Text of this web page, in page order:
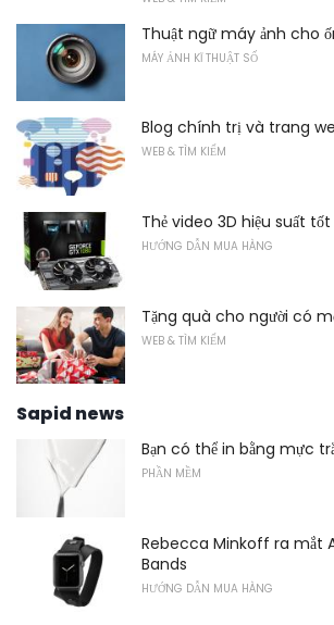
Thuật ngữ máy ảnh cho
MÁY ẢNH KĨ THUẬT SỐ
Blog chính trị và trang
WEB & TÌM KIẾM
Thẻ video 3D hiệu suất
HƯỚNG DẪN MUA HÀNG
Tặng quà cho người có
WEB & TÌM KIẾM
Sapid news
Bạn có thể in bằng mực
PHẦN MỀM
Rebecca Minkoff ra mắt
Bands
HƯỚNG DẪN MUA HÀNG